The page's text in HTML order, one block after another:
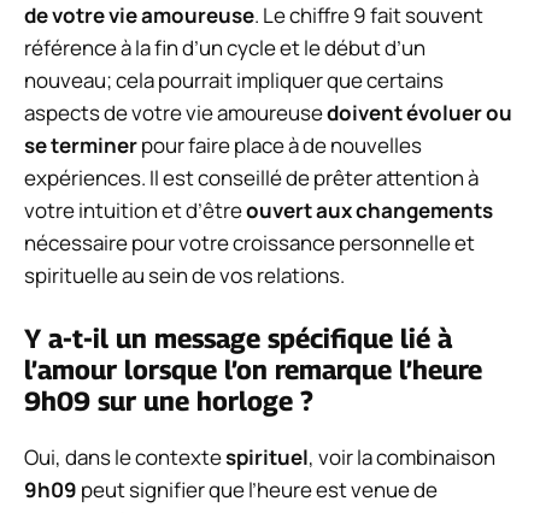
de votre vie amoureuse. Le chiffre 9 fait souvent
référence à la fin d’un cycle et le début d’un
nouveau; cela pourrait impliquer que certains
aspects de votre vie amoureusedoivent évoluer ou
se terminerpour faire place à de nouvelles
expériences. Il est conseillé de prêter attention à
votre intuition et d’êtreouvert aux changements
nécessaire pour votre croissance personnelle et
spirituelle au sein de vos relations.
Y a-t-il un message spécifique lié à
l’amour lorsque l’on remarque l’heure
9h09 sur une horloge ?
Oui, dans le contextespirituel, voir la combinaison
9h09 peut signifier que l’heure est venue de